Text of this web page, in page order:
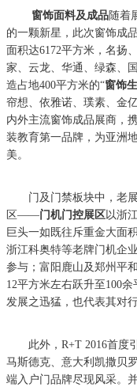
窗饰面料及成品随着
的一颗新星，此次窗饰成
面积达6172平方米，名扬
家、云龙、华通、绿森、
造占地400平方米的“窗饰
帘想、依雅诺、璞素、金
内外主流窗饰成品展商，
装教育第一品牌，为亚洲
美。
门及门禁板块中，老展
区——门机门控展区 以浙
巨头一如既往斥重金大面
浙江科奥特等老牌门机企
参与；富阳鹿山及郑州平
12平方米左右跃升至100
发展之迅猛，也代表其对
此外，R+T 2016首度
马斯德克、意大利凯撒贝
端入户门品牌尽现风采。